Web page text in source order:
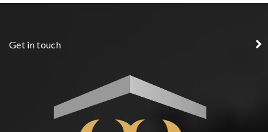
Get in touch